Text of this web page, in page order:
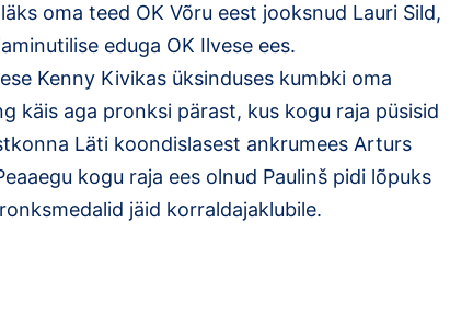
oma teed OK Võru eest jooksnud Lauri Sild,
eduga OK Ilvese ees.
Kenny Kivikas üksinduses kumbki oma
käis aga pronksi pärast, kus kogu raja püsisid
Läti koondislasest ankrumees Arturs
kogu raja ees olnud Paulinš pidi lõpuks
jäid korraldajaklubile.